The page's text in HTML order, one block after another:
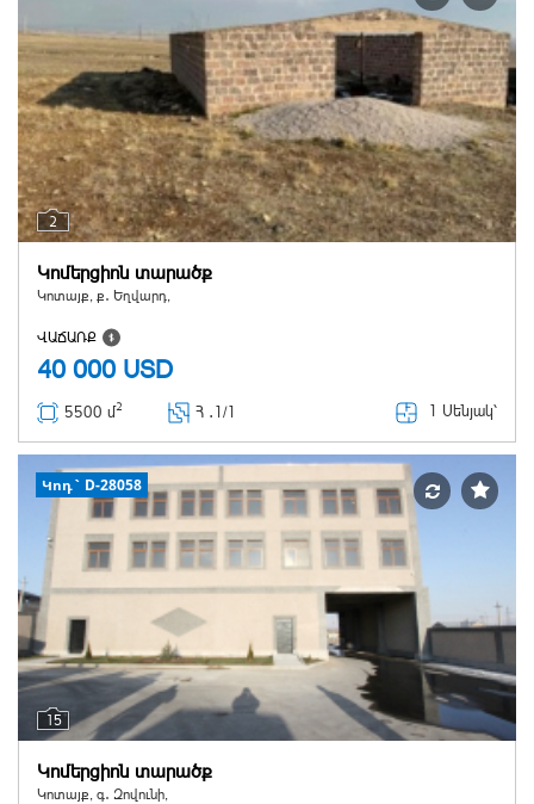
2
Կոմերցիոն տարածք
Կոտայք, ք․ Եղվարդ,
ՎԱՃԱՌՔ
40 000 USD
5500 մ2 Հ ․ 1/1 1 Սենյակ՝
15
Կոդ` D-28058
Կոմերցիոն տարածք
Կոտայք, գ․ Զովունի,